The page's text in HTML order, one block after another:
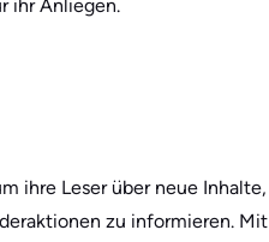
ihr Anliegen.
ihre Leser über neue Inhalte,
zu informieren. Mit